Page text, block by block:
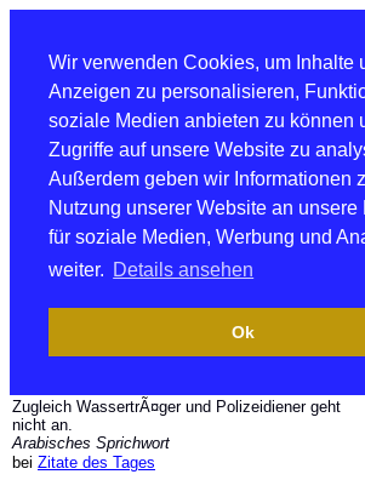
Wir verwenden Cookies, um Inhalte
Anzeigen zu personalisieren,
soziale Medien anbieten zu können
Zugriffe auf unsere Website zu
Außerdem geben wir Informationen
Nutzung unserer Website an unsere
für soziale Medien, Werbung und
weiter. Details ansehen
Ok
Zugleich WassertrÃ¤ger und Polizeidiener geht
nicht an.
Arabisches Sprichwort
bei Zitate des Tages